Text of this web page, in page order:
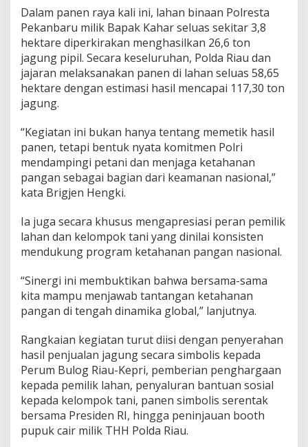
n
N
a
s
i
o
a
Dalam panen raya kali ini, lahan binaan Polresta
Pekanbaru milik Bapak Kahar seluas sekitar 3,8
hektare diperkirakan menghasilkan 26,6 ton
jagung pipil. Secara keseluruhan, Polda Riau dan
jajaran melaksanakan panen di lahan seluas 58,65
hektare dengan estimasi hasil mencapai 117,30 ton
jagung.
“Kegiatan ini bukan hanya tentang memetik hasil
panen, tetapi bentuk nyata komitmen Polri
mendampingi petani dan menjaga ketahanan
pangan sebagai bagian dari keamanan nasional,”
kata Brigjen Hengki.
Ia juga secara khusus mengapresiasi peran pemilik
lahan dan kelompok tani yang dinilai konsisten
mendukung program ketahanan pangan nasional.
“Sinergi ini membuktikan bahwa bersama-sama
kita mampu menjawab tantangan ketahanan
pangan di tengah dinamika global,” lanjutnya.
Rangkaian kegiatan turut diisi dengan penyerahan
hasil penjualan jagung secara simbolis kepada
Perum Bulog Riau-Kepri, pemberian penghargaan
kepada pemilik lahan, penyaluran bantuan sosial
kepada kelompok tani, panen simbolis serentak
bersama Presiden RI, hingga peninjauan booth
pupuk cair milik THH Polda Riau.